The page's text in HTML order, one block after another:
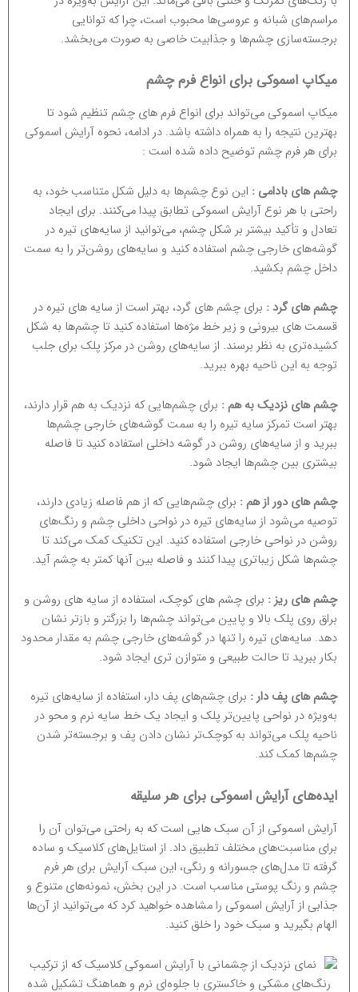
مراسم‌های شبانه و عروسی‌ها محبوب است، چرا که توانایی
برجسته‌سازی چشم‌ها و جذابیت خاصی به صورت می‌بخشد.
میکاپ اسموکی برای انواع فرم چشم
میکاپ اسموکی می‌تواند برای انواع فرم های چشم تنظیم شود تا
بهترین نتیجه را به همراه داشته باشد. در ادامه، نحوه آرایش اسموکی
برای هر فرم چشم توضیح داده شده است :
چشم های بادامی : این نوع چشم‌ها به دلیل شکل متناسب خود، به
راحتی با هر نوع آرایش اسموکی تطابق پیدا می‌کنند. برای ایجاد
تعادل و تأکید بیشتر بر شکل چشم، می‌توانید از سایه‌های تیره در
گوشه‌های خارجی چشم استفاده کنید و سایه‌های روشن‌تر را به سمت
داخل چشم بکشید.
چشم های گرد : برای چشم های گرد، بهتر است از سایه های تیره در
قسمت های بیرونی و زیر خط مژه‌ها استفاده کنید تا چشم‌ها به شکل
کشیده‌تری به نظر برسند. از سایه‌های روشن در مرکز پلک برای جلب
توجه به این ناحیه بهره ببرید.
چشم های نزدیک به هم : برای چشم‌هایی که نزدیک به هم قرار دارند،
بهتر است تمرکز سایه تیره را به سمت گوشه‌های خارجی چشم‌ها
ببرید و از سایه‌های روشن در گوشه داخلی استفاده کنید تا فاصله
بیشتری بین چشم‌ها ایجاد شود.
چشم های دور از هم : برای چشم‌هایی که از هم فاصله زیادی دارند،
توصیه می‌شود از سایه‌های تیره در نواحی داخلی چشم و رنگ‌های
روشن در نواحی خارجی استفاده کنید. این تکنیک کمک می‌کند تا
چشم‌ها شکل زیباتری پیدا کنند و فاصله بین آنها کمتر به چشم آید.
چشم های ریز : برای چشم های کوچک، استفاده از سایه های روشن و
براق روی پلک بالا و پایین می‌تواند چشم‌ها را بزرگتر و بازتر نشان
دهد. سایه‌های تیره را تنها در گوشه‌های خارجی چشم به مقدار محدود
بکار ببرید تا حالت طبیعی و متوازن تری ایجاد شود.
چشم های پف دار : برای چشم‌های پف‌ دار، استفاده از سایه‌های تیره
به‌ویژه در نواحی پایین‌تر پلک و ایجاد یک خط سایه نرم و محو در
ناحیه پلک می‌تواند به کوچک‌تر نشان دادن پف و برجسته‌تر شدن
چشم‌ها کمک کند.
ایده‌های آرایش اسموکی برای هر سلیقه
آرایش اسموکی از آن سبک هایی است که به راحتی می‌توان آن را
برای مناسبت‌های مختلف تطبیق داد. از استایل‌های کلاسیک و ساده
گرفته تا مدل‌های جسورانه و رنگی، این سبک آرایش برای هر فرم
چشم و رنگ پوستی مناسب است. در این بخش، نمونه‌های متنوع و
جذابی از آرایش اسموکی را مشاهده خواهید کرد که می‌توانید از آن‌ها
الهام بگیرید و سبک خود را خلق کنید.